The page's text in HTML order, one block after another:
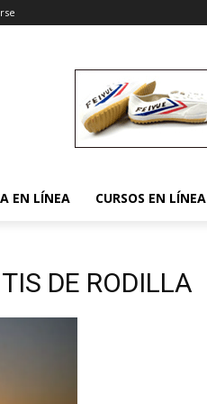
EN LÍNEA CURSOS EN LÍNEA
DE RODILLA